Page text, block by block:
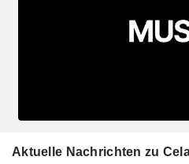
Aktuelle Nachrichten zu